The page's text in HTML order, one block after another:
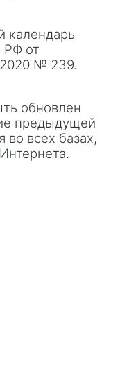
календарь
РФ от
№ 239.
обновлен
предыдущей
во всех базах,